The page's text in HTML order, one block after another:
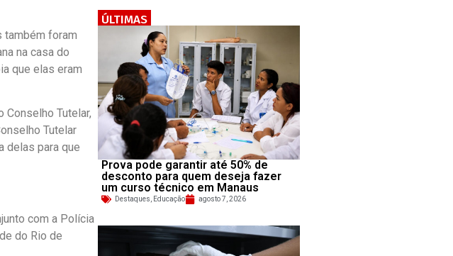
também foram
na casa do
que elas eram
Tutelar,
Tutelar
delas para que
com a Polícia
do Rio de
ÚLTIMAS
Prova pode garantir até 50% de
desconto para quem deseja fazer
um curso técnico em Manaus
Destaques, Educação agosto 7, 2026